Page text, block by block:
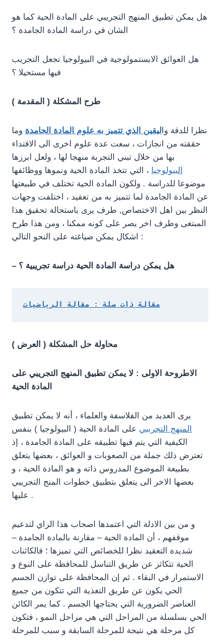
هل يمكن تطبيق المنهج التجريبي على المادة الحية كما هو
الشان في دراسة المادة الجامدة ؟
هل العوائق الابستمولوجية في البيولوجيا تجعل التجريب
فيها مستحيلا ؟
طرح المشكلة ( المقدمة )
نظرا للدقة وا ليقين الذي تتميز به علوم المادة الجامدة وما
حققته من انجازات ، سعت عدة علوم اخرى الى الاقتداء
بها من خلال تبني التجربة منهجا لها ، ولعل ابرزها
البيولوجيا ، التي تتخذ المادة الحية ونموها ووظائفها
موضوعا للدراسة . ولكون المادة الحية تختلف في طبيعتها
عن المادة الجامدة لما تتميز به من تعقيد ، اختلفت وجهات
النظر بين اهل الاختصاص, طرف يرى باستحالة تحقيق هذا
المبتغى وطرف اخر يصر على كونه ممكنا ، ومن هذا طرح
اشكال يمكن صياغته على النحو التالي :
– هل يمكن دراسة المادة الحية دراسة تجريبية ؟
مقالة ذات صلة : مقالة الرياضيات
محاولة حل المشكلة ( العرض )
الاطروحة الاولى : لا يمكن تطبيق المنهج التجريبي على
المادة الحية
يرى العديد من الفلاسفة والعلماء ، أنه لا يمكن تطبيق
المنهج التجرببي على المادة الحية ( البيولوجيا ) بنفس
الكيفية التي يتم فيها تطبيقه على المادة الجامدة ، إذ
تعترض ذلك جملة من الصعوبات و العوائق ، بعضها يتعلق
بطبيعة الموضوع المدروس ذاته و هو المادة الحية ، و
بعضها الاخر الى يتعلق بتطبيق خطوات المنج التجريبي
عليها .
و من بين الادلة التي اعتمدها اصحاب هذا الراي لتدعيم
موقفهم ، أن المادة الحية – مقارنة بالمادة الجامدة –
شديدة التعقيد نظرا للخصائص التي تميزها ؛ فالكائنات
الحية تتكاثر عن طريق التناسل للمحافظة على النوع و
الاستمرار في البقاء . ثم إن المحافظة على توازن الجسم
الحي يكون عن طريق التغذية التي تتكون من جميع
العناصر الضرورية التي يحتاجها الجسم . كما يمر الكائن
الحي بسلسلة من المراحل التي هي مراحل النمو ، فتكون
كل مرحلة هي نتيجة للمرحلة السابقة و سبب للمرحلة